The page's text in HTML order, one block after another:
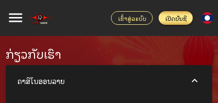
ເຂົ້າສູ່ລະບົບ ເປີດບັນຊີ
ກ່ຽວກັບເຮົາ
ຄາສິໂນອອນລາຍ